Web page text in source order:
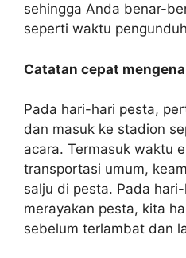
sehingga Anda benar-
seperti waktu
Catatan cepat
Pada hari-hari pesta,
dan masuk ke stadion
acara. Termasuk waktu
transportasi umum,
salju di pesta. Pada
merayakan pesta, kita
sebelum terlambat dan